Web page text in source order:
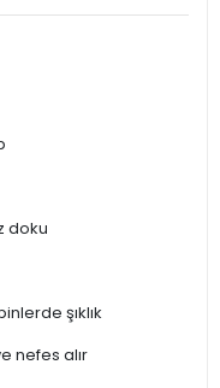
doku
şıklık
nefes alır